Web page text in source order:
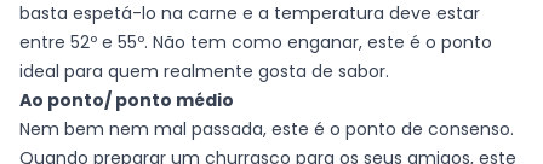
basta espetá-lo na carne e a temperatura deve estar
entre 52º e 55º. Não tem como enganar, este é o ponto
ideal para quem realmente gosta de sabor.
Ao ponto/ ponto médio
Nem bem nem mal passada, este é o ponto de consenso.
Quando preparar um churrasco para os seus amigos, este